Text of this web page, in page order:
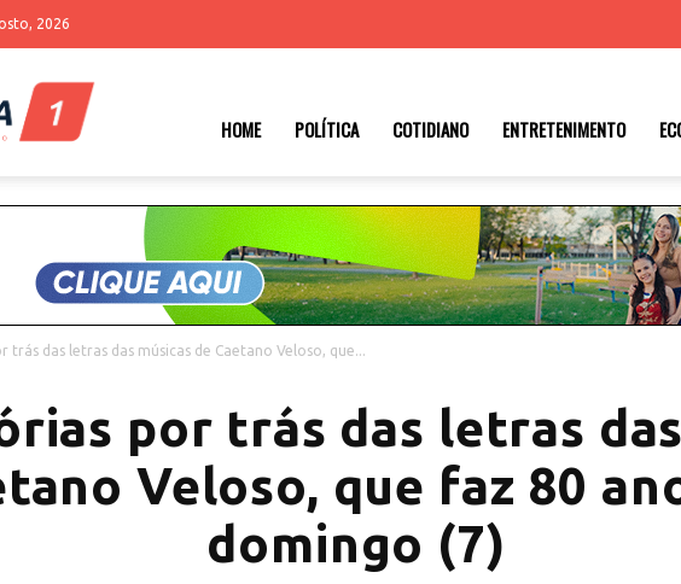
2026
HOME POLÍTICA COTIDIANO ENTRETENIMENTO
trás das letras das músicas de Caetano Veloso, que...
por trás das letras
Veloso, que faz 80
domingo (7)